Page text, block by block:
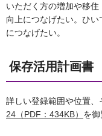
いただく方の増加や移
向上につなげたい。ひ
につなげたい。
保存活用計画書
詳しい登録範囲や位置、
24（PDF：434KB） を御